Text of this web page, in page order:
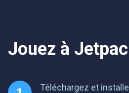
Jouez à
Téléchargez et